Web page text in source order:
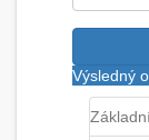
Výsledný